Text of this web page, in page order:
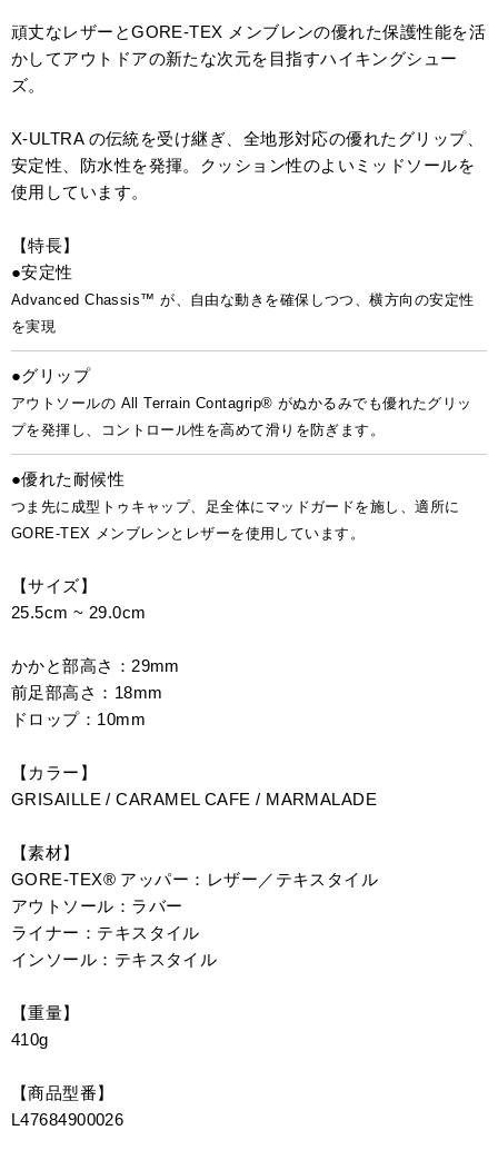
頑丈なレザーとGORE-TEX メンブレンの優れた保護性能を活
かしてアウトドアの新たな次元を目指すハイキングシュー
ズ。
X-ULTRA の伝統を受け継ぎ、全地形対応の優れたグリップ、
安定性、防水性を発揮。クッション性のよいミッドソールを
使用しています。
【特長】
●安定性
Advanced Chassis™ が、自由な動きを確保しつつ、横方向の安定性
を実現
●グリップ
アウトソールの All Terrain Contagrip® がぬかるみでも優れたグリッ
プを発揮し、コントロール性を高めて滑りを防ぎます。
●優れた耐候性
つま先に成型トゥキャップ、足全体にマッドガードを施し、適所に
GORE-TEX メンブレンとレザーを使用しています。
【サイズ】
25.5cm ~ 29.0cm
かかと部高さ：29mm
前足部高さ：18mm
ドロップ：10mm
【カラー】
GRISAILLE / CARAMEL CAFE / MARMALADE
【素材】
GORE-TEX® アッパー：レザー／テキスタイル
アウトソール：ラバー
ライナー：テキスタイル
インソール：テキスタイル
【重量】
410g
【商品型番】
L47684900026